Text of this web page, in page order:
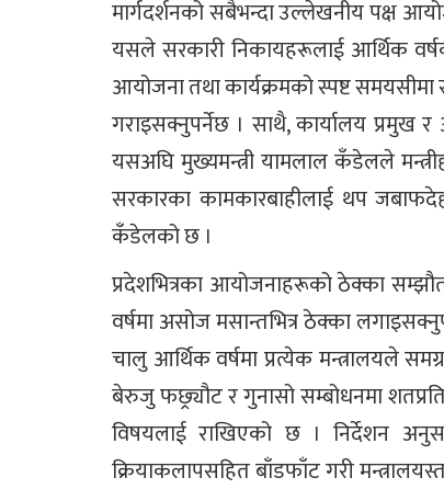
मार्गदर्शनको सबैभन्दा उल्लेखनीय पक्ष
यसले सरकारी निकायहरूलाई आर्थिक
आयोजना तथा कार्यक्रमको स्पष्ट समयसीमा
गराइसक्नुपर्नेछ । साथै, कार्यालय प्रमुख
यसअघि मुख्यमन्त्री यामलाल कँडेलले
सरकारका कामकारबाहीलाई थप
कँडेलको छ ।
प्रदेशभित्रका आयोजनाहरूको ठेक्का
वर्षमा असोज मसान्तभित्र ठेक्का
चालु आर्थिक वर्षमा प्रत्येक मन्त्रालयले
बेरुजु फछ्र्यौट र गुनासो सम्बोधनमा
विषयलाई राखिएको छ । निर्देशन
क्रियाकलापसहित बाँडफाँट गरी